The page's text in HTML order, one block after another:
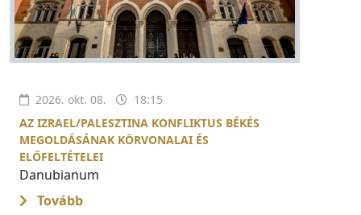
2026. okt. 08.
18:15
AZ IZRAEL/PALESZTINA KONFLIKTUS BÉKÉS
MEGOLDÁSÁNAK KÖRVONALAI ÉS
ELŐFELTÉTELEI
Danubianum
Tovább